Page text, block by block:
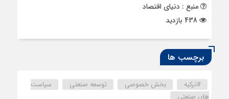
منبع : دنیای اقتصاد
برچسب ها
#ترکیه بخش خصوصی توسعه صنعتی
سیاست
های صنعتی